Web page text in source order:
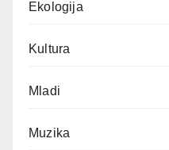
Ekologija
Kultura
Mladi
Muzika